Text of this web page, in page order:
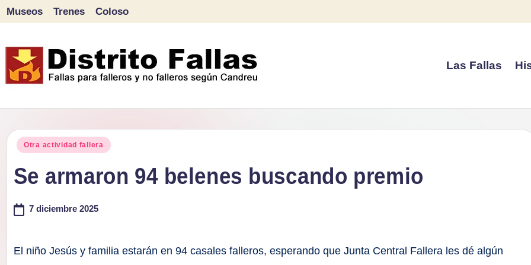
contenido
Museos Trenes Coloso
Las Fallas
Publicado
Otra actividad fallera
Se armaron 94 belenes buscando premio
7 diciembre 2025
El niño Jesús y familia estarán en 94 casales falleros, esperando que Junta Central Fallera les dé algún